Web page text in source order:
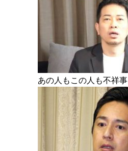
あの人もこの人も不祥事